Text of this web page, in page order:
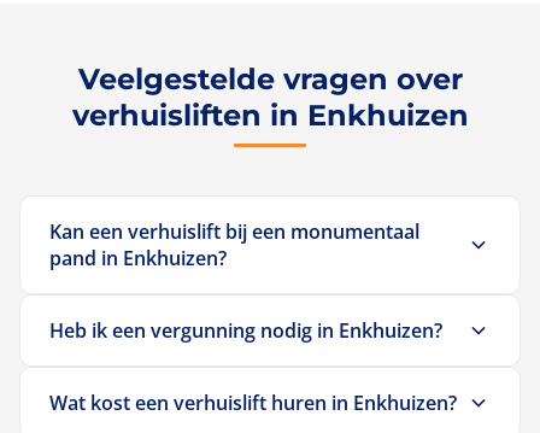
Veelgestelde vragen over
verhuisliften in Enkhuizen
Kan een verhuislift bij een monumentaal
pand in Enkhuizen?
panden. Bel085 026 1267.
Heb ik een vergunning nodig in Enkhuizen?
zijn. Bel085 026 1267voor advies.
Wat kost een verhuislift huren in Enkhuizen?